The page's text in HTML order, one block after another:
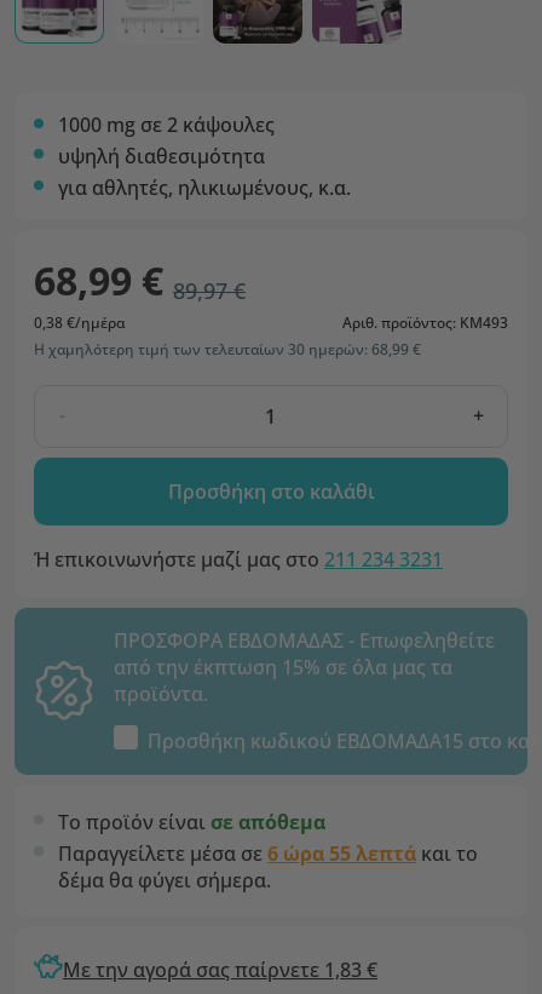
1000 mg σε 2 κάψουλες
υψηλή διαθεσιμότητα
για αθλητές, ηλικιωμένους, κ.α.
68,99 € 89,97 €
0,38 €/ημέρα
Αριθ. προϊόντος: KM493
Η χαμηλότερη τιμή των τελευταίων 30 ημερών: 68,99 €
- +
Προσθήκη στο καλάθι
Ή επικοινωνήστε μαζί μας στο 211 234 3231
ΠΡΟΣΦΟΡΑ ΕΒΔΟΜΑΔΑΣ - Επωφεληθείτε
από την έκπτωση 15% σε όλα μας τα
προϊόντα.
Προσθήκη κωδικού ΕΒΔΟΜΑΔΑ15 στο
Το προϊόν είναι σε απόθεμα
Παραγγείλετε μέσα σε6 ώρα 55 λεπτά και το
δέμα θα φύγει σήμερα.
Με την αγορά σας παίρνετε 1,83 €